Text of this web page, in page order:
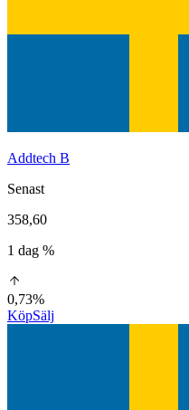
Addtech B
Senast
358,60
1 dag %
0,73%
KöpSälj